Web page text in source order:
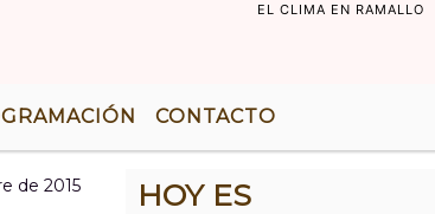
EL CLIMA EN RAMALLO
CONTACTO
de 2015 HOY ES